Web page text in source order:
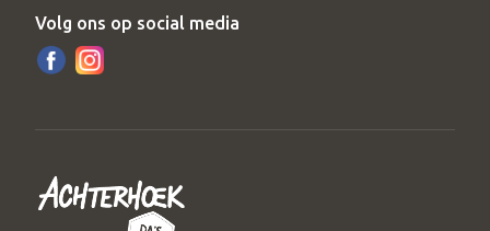
Volg ons op social media